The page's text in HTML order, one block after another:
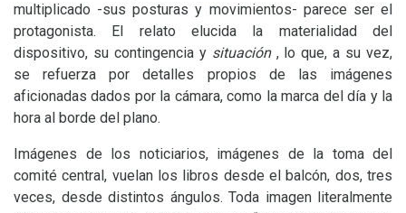
multiplicado -sus posturas y movimientos- parece ser el
protagonista. El relato elucida la materialidad del
dispositivo, su contingencia y situación , lo que, a su vez,
se refuerza por detalles propios de las imágenes
aficionadas dados por la cámara, como la marca del día y la
hora al borde del plano.
Imágenes de los noticiarios, imágenes de la toma del
comité central, vuelan los libros desde el balcón, dos, tres
veces, desde distintos ángulos. Toda imagen literalmente